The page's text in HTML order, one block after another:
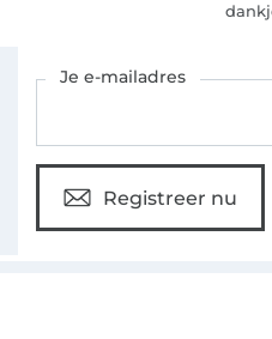
Je e-mailadres
Registreer nu